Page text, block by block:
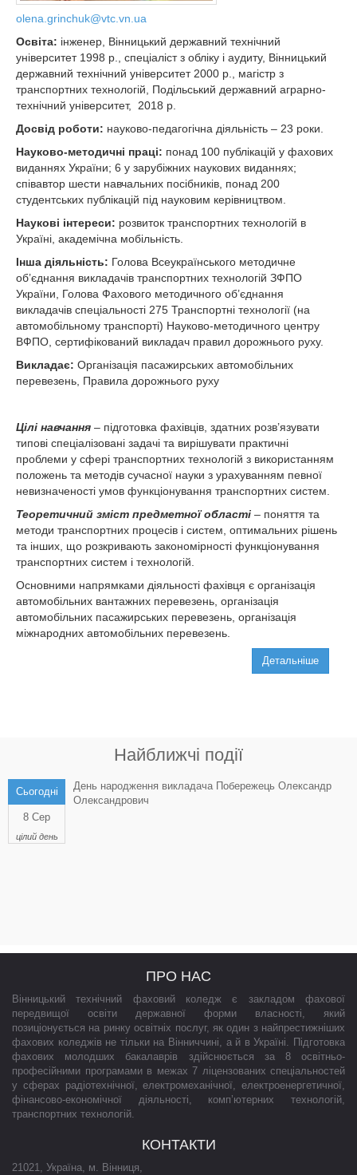
olena.grinchuk@vtc.vn.ua
Освіта: інженер, Вінницький державний технічний
університет 1998 р., спеціаліст з обліку і аудиту, Вінницький
державний технічний університет 2000 р., магістр з
транспортних технологій, Подільський державний аграрно-
технічний університет, 2018 р.
Досвід роботи: науково-педагогічна діяльність – 23 роки.
Науково-методичні праці: понад 100 публікацій у фахових
виданнях України; 6 у зарубіжних наукових виданнях;
співавтор шести навчальних посібників, понад 200
студентських публікацій під науковим керівництвом.
Наукові інтереси: розвиток транспортних технологій в
Україні, академічна мобільність.
Інша діяльність: Голова Всеукраїнського методичне
об’єднання викладачів транспортних технологій ЗФПО
України, Голова Фахового методичного об’єднання
викладачів спеціальності 275 Транспортні технології (на
автомобільному транспорті) Науково-методичного центру
ВФПО, сертифікований викладач правил дорожнього руху.
Викладає: Організація пасажирських автомобільних
перевезень, Правила дорожнього руху
Цілі навчання – підготовка фахівців, здатних розв’язувати
типові спеціалізовані задачі та вирішувати практичні
проблеми у сфері транспортних технологій з використанням
положень та методів сучасної науки з урахуванням певної
невизначеності умов функціонування транспортних систем.
Теоретичний зміст предметної області – поняття та
методи транспортних процесів і систем, оптимальних рішень
та інших, що розкривають закономірності функціонування
транспортних систем і технологій.
Основними напрямками діяльності фахівця є організація
автомобільних вантажних перевезень, організація
автомобільних пасажирських перевезень, організація
міжнародних автомобільних перевезень.
Детальніше
Найближчі події
Сьогодні
8 Сер
цілий день
День народження викладача Побережець Олександр
Олександрович
ПРО НАС
Вінницький технічний фаховий коледж є закладом фахової
передвищої освіти державної форми власності, який
позиціонується на ринку освітніх послуг, як один з найпрестижніших
фахових коледжів не тільки на Вінниччині, а й в Україні. Підготовка
фахових молодших бакалаврів здійснюється за 8 освітньо-
професійними програмами в межах 7 ліцензованих спеціальностей
у сферах радіотехнічної, електромеханічної, електроенергетичної,
фінансово-економічної діяльності, комп’ютерних технологій,
транспортних технологій.
КОНТАКТИ
21021, Україна, м. Вінниця,